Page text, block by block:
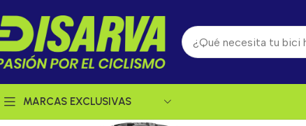
MARCAS EXCLUSIVAS